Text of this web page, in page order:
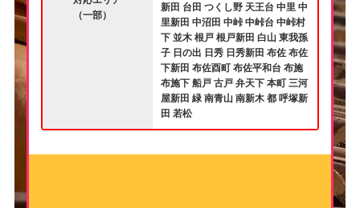
（一部）
新田 台田 つくし野 天王台 中里 中
里新田 中沼田 中峠 中峠台 中峠村
下 並木 根戸 根戸新田 白山 東我孫
子 日の出 日秀 日秀新田 布佐 布佐
下新田 布佐酉町 布佐平和台 布施
布施下 船戸 古戸 弁天下 本町 三河
屋新田 緑 南青山 南新木 都 呼塚新
田 若松